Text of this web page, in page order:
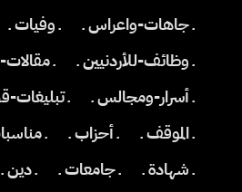
ـ جاهات-واعراس ـ
ـ وفيات ـ
ـ وظائف-للأردنيين ـ
ـ
ـ أسرار-ومجالس ـ
ـ تبليغات-
ـ الموقف ـ
ـ أحزاب ـ ـ
ـ شهادة ـ
ـ جامعات ـ ـ دين ـ